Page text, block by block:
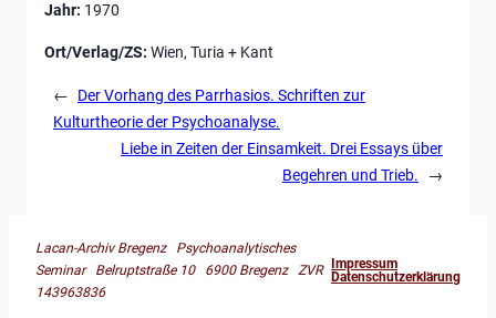
Jahr: 1970
Ort/Verlag/ZS: Wien, Turia + Kant
←
Der Vorhang des Parrhasios. Schriften zur
Kulturtheorie der Psychoanalyse.
Liebe in Zeiten der Einsamkeit. Drei Essays über
Begehren und Trieb.
→
Lacan-Archiv Bregenz Psychoanalytisches
Seminar Belruptstraße 10 6900 Bregenz ZVR
143963836
Impressum
Datenschutzerklärung